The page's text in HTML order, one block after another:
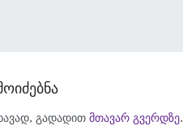
გადადით მთავარ გვერდზე.